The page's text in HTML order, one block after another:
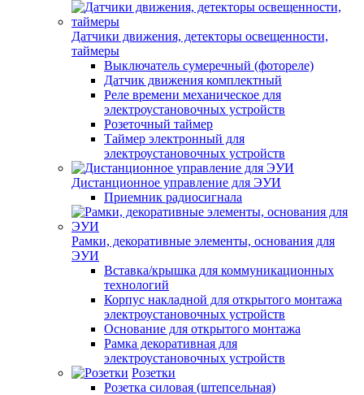
Датчики движения, детекторы освещенности,
таймеры
Выключатель сумеречный (фотореле)
Датчик движения комплектный
Реле времени механическое для
электроустановочных устройств
Розеточный таймер
Таймер электронный для
электроустановочных устройств
Дистанционное управление для ЭУИ
Приемник радиосигнала
Рамки, декоративные элементы, основания для
ЭУИ
Вставка/крышка для коммуникационных
технологий
Корпус накладной для открытого монтажа
электроустановочных устройств
Основание для открытого монтажа
Рамка декоративная для
электроустановочных устройств
Розетки
Розетка силовая (штепсельная)